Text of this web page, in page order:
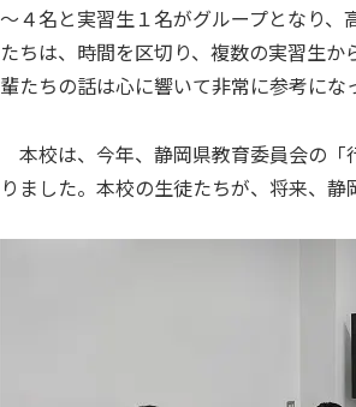
～４名と実習生１名がグループとなり
たちは、時間を区切り、複数の実習生
輩たちの話は心に響いて非常に参考にな
本校は、今年、静岡県教育委員会の「
りました。本校の生徒たちが、将来、